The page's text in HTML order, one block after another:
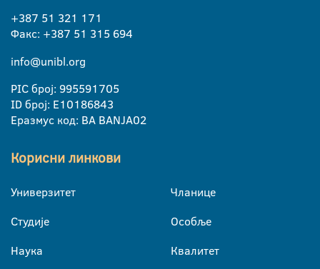
+387 51 321 171
Факс: +387 51 315 694
info@unibl.org
PIC број: 995591705
ID број: E10186843
Еразмус код: BA BANJA02
Корисни линкови
Универзитет
Студије
Наука
Чланице
Особље
Квалитет